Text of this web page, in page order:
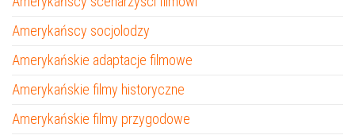
Amerykańscy socjolodzy
Amerykańskie adaptacje filmowe
Amerykańskie filmy historyczne
Amerykańskie filmy przygodowe